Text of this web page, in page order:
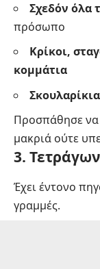
Σχεδόν όλα
πρόσωπο
Κρίκοι,
κομμάτια
Προσπάθησε να
μακριά ούτε
3.
Έχει έντονο
γραμμές.